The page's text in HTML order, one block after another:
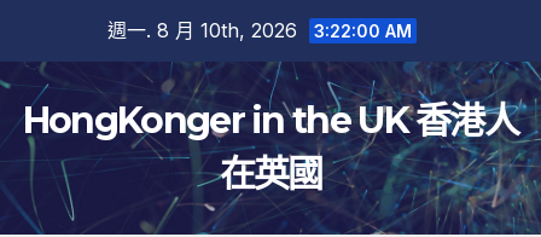
內
容
週一. 8 月 10th, 2026 3:22:01 AM
HongKonger in the UK 香港人
在英國